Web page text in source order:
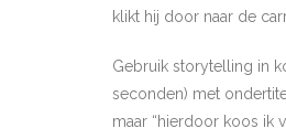
klikt hij door naar de
Gebruik storytelling in
seconden) met
maar “hierdoor koos ik